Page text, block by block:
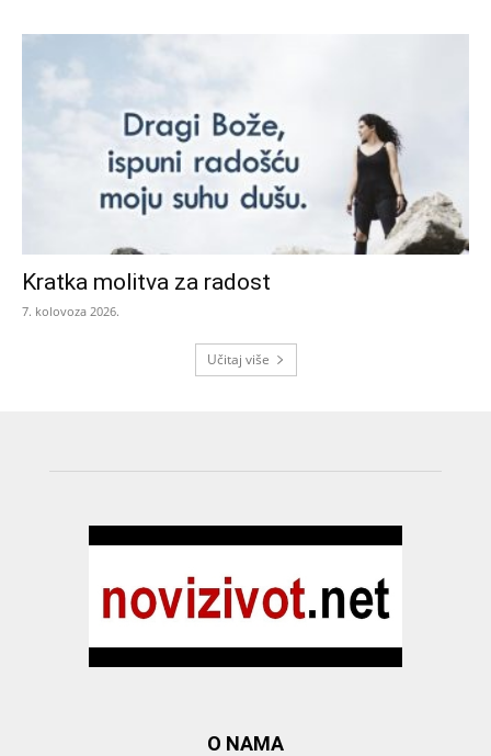
Kratka molitva za radost
7. kolovoza 2026.
Učitaj više
O NAMA